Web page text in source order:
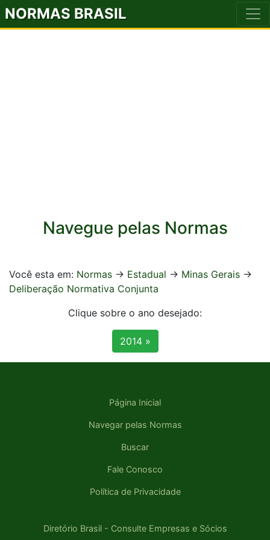
NORMAS BRASIL
Navegue pelas Normas
Você esta em: Normas -> Estadual -> Minas Gerais ->
Deliberação Normativa Conjunta
Clique sobre o ano desejado:
2014 »
Página Inicial
Navegar pelas Normas
Buscar
Fale Conosco
Política de Privacidade
Diretório Brasil - Consulte Empresas e Sócios